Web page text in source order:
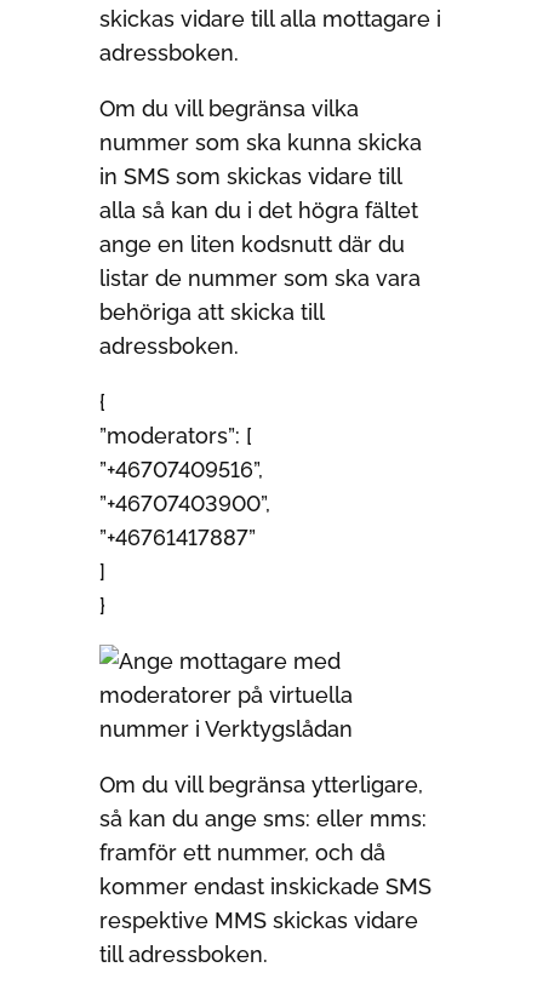
skickas vidare till alla mottagare i
adressboken.
Om du vill begränsa vilka
nummer som ska kunna skicka
in SMS som skickas vidare till
alla så kan du i det högra fältet
ange en liten kodsnutt där du
listar de nummer som ska vara
behöriga att skicka till
adressboken.
{
”moderators”: [
”+46707409516”,
”+46707403900”,
”+46761417887”
]
}
Om du vill begränsa ytterligare,
så kan du ange sms: eller mms:
framför ett nummer, och då
kommer endast inskickade SMS
respektive MMS skickas vidare
till adressboken.